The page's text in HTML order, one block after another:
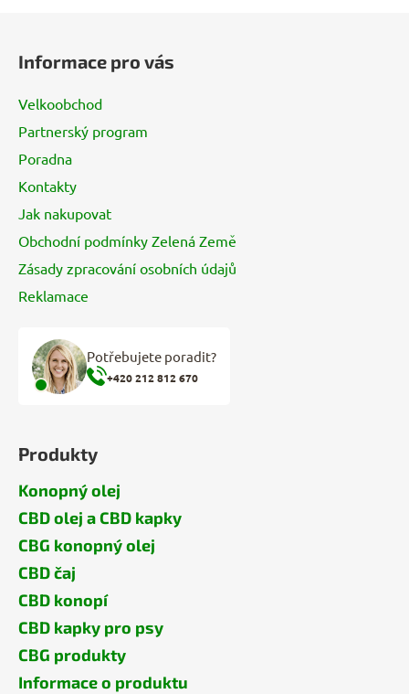
Informace pro vás
Velkoobchod
Partnerský program
Poradna
Kontakty
Jak nakupovat
Obchodní podmínky Zelená Země
Zásady zpracování osobních údajů
Reklamace
Potřebujete poradit?
+420 212 812 670
Produkty
Konopný olej
CBD olej a CBD kapky
CBG konopný olej
CBD čaj
CBD konopí
CBD kapky pro psy
CBG produkty
Informace o produktu